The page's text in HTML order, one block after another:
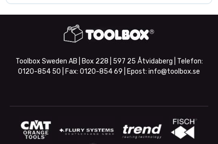
Toolbox Sweden AB | Box 228 | 597 25 Åtvidaberg | Telefon:
0120-854 50 | Fax: 0120-854 69 | Epost: info@toolbox.se